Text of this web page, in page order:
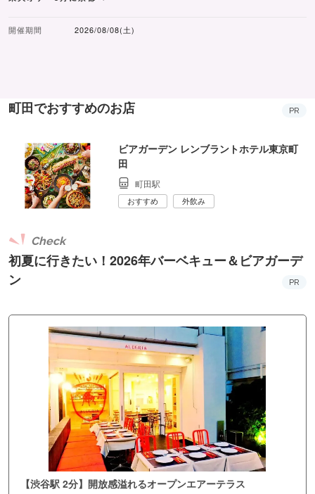
開催期間 2026/08/08(土)
町田でおすすめのお店 PR
ビアガーデン レンブラントホテル東京町
田
町田駅
おすすめ 外飲み
初夏に行きたい！2026年バーベキュー＆ビアガーデ
ン
Check
PR
【渋谷駅 2分】開放感溢れるオープンエアーテラス